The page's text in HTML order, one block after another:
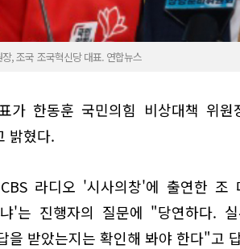
, 조국 조국혁신당 대표. 연합뉴스
가 한동훈 국민의힘 비상대책 위
밝혔다.
라디오 '시사의창'에 출연한 조
'는 진행자의 질문에 "당연하다.
을 받았는지는 확인해 봐야 한다"고